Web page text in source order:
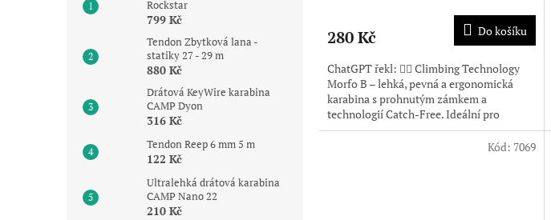
Rockstar
799 Kč
Tendon Zbytková lana -
statiky 27 - 29 m
880 Kč
Drátová KeyWire karabina
CAMP Dyon
316 Kč
Tendon Reep 6 mm 5 m
122 Kč
Ultralehká drátová karabina
CAMP Nano 22
210 Kč
280 Kč Do košíku
ChatGPT řekl: 🧗‍♂️ Climbing Technology
Morfo B – lehká, pevná a ergonomická
karabina s prohnutým zámkem a
technologií Catch-Free. Ideální pro
sportovní lezení,...
Kód: 7069